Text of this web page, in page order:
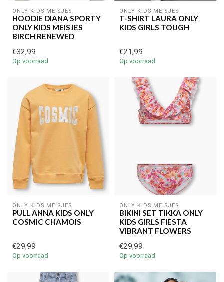
ONLY KIDS MEISJES
HOODIE DIANA SPORTY
ONLY KIDS MEISJES
BIRCH RENEWED
€32,99
Op voorraad
ONLY KIDS MEISJES
T-SHIRT LAURA ONLY
KIDS GIRLS TOUGH
€21,99
Op voorraad
ONLY KIDS MEISJES
PULL ANNA KIDS ONLY
COSMIC CHAMOIS
€29,99
Op voorraad
ONLY KIDS MEISJES
BIKINI SET TIKKA ONLY
KIDS GIRLS FIESTA
VIBRANT FLOWERS
€29,99
Op voorraad
€5,00 korting op je volgende bestelling
Schrijf je in voor onze nieuwsbrief om op de hoogte te blijven
over onze nieuwe collectie, en ontvang
volgende aankoop! 😀
Inschrijven
Je korting is geldig bij een minimale bestelwaarde van €45,00